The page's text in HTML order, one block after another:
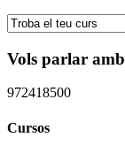
Vols parlar
972418500
Cursos